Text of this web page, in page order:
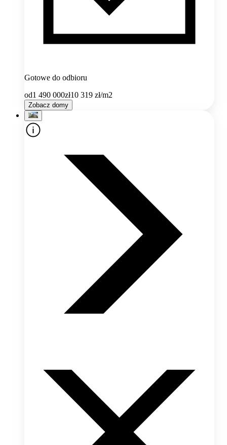
Gotowe do odbioru
od1 490 000zł10 319 zł/m2
Zobacz domy